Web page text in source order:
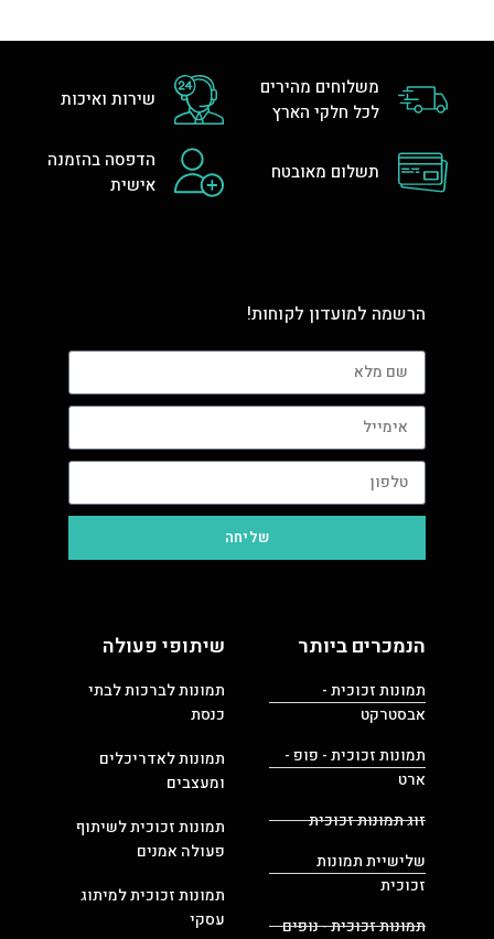
משלוחים מהירים
לכל חלקי הארץ
שירות ואיכות
תשלום מאובטח
הדפסה בהזמנה
אישית
הרשמה למועדון לקוחות!
שליחה
הנמכרים ביותר
תמונות זכוכית -
אבסטרקט
תמונות זכוכית - פופ -
ארט
זוג תמונות זכוכית
שלישיית תמונות
זכוכית
תמונות זכוכית - נופים
שיתופי פעולה
תמונות לברכות לבתי
כנסת
תמונות לאדריכלים
ומעצבים
תמונות זכוכית לשיתוף
פעולה אמנים
תמונות זכוכית למיתוג
עסקי